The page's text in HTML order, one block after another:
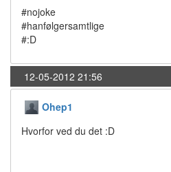
#nojoke
#hanfølgersamtlige
#:D
12-05-2012 21:56
Ohep1
Hvorfor ved du det :D